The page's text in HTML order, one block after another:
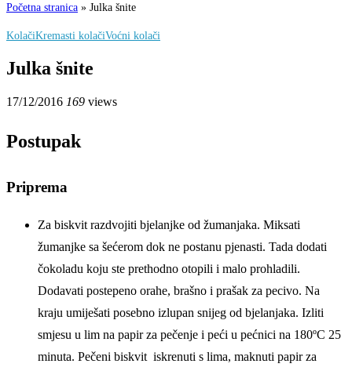
Početna stranica » Julka šnite
KolačiKremasti kolačiVoćni kolači
Julka šnite
17/12/2016 169 views
Postupak
Priprema
Za biskvit razdvojiti bjelanjke od žumanjaka. Miksati
žumanjke sa šećerom dok ne postanu pjenasti. Tada dodati
čokoladu koju ste prethodno otopili i malo prohladili.
Dodavati postepeno orahe, brašno i prašak za pecivo. Na
kraju umiješati posebno izlupan snijeg od bjelanjaka. Izliti
smjesu u lim na papir za pečenje i peći u pećnici na 180ºC 25
minuta. Pečeni biskvit iskrenuti s lima, maknuti papir za